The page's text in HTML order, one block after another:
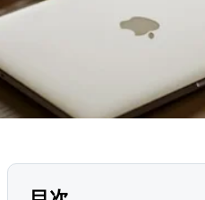
を見る
简体中文
日本語
ภาษาไทย